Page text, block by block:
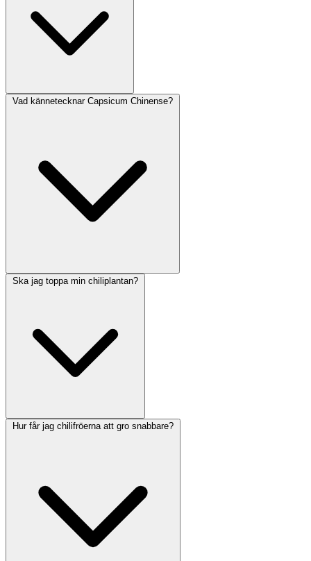
Vad kännetecknar Capsicum Chinense?
Ska jag toppa min chiliplantan?
Hur får jag chilifröerna att gro snabbare?